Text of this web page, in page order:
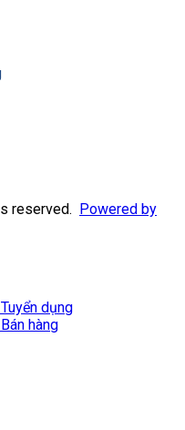
reserved. Powered by
dụng
hàng